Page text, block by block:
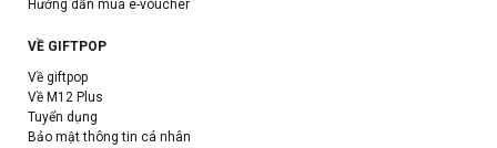
Hướng dẫn mua e-voucher
VỀ GIFTPOP
Về giftpop
Về M12 Plus
Tuyển dụng
Bảo mật thông tin cá nhân